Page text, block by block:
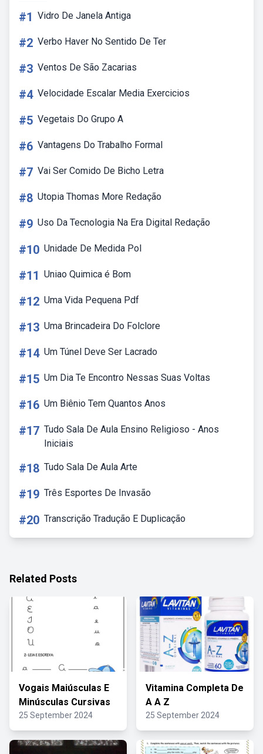
#1 Vidro De Janela Antiga
#2 Verbo Haver No Sentido De Ter
#3 Ventos De São Zacarias
#4 Velocidade Escalar Media Exercicios
#5 Vegetais Do Grupo A
#6 Vantagens Do Trabalho Formal
#7 Vai Ser Comido De Bicho Letra
#8 Utopia Thomas More Redação
#9 Uso Da Tecnologia Na Era Digital Redação
#10 Unidade De Medida Pol
#11 Uniao Quimica é Bom
#12 Uma Vida Pequena Pdf
#13 Uma Brincadeira Do Folclore
#14 Um Túnel Deve Ser Lacrado
#15 Um Dia Te Encontro Nessas Suas Voltas
#16 Um Biênio Tem Quantos Anos
#17 Tudo Sala De Aula Ensino Religioso - Anos
Iniciais
#18 Tudo Sala De Aula Arte
#19 Três Esportes De Invasão
#20 Transcrição Tradução E Duplicação
Related Posts
Vogais Maiúsculas E
Minúsculas Cursivas
25 September 2024
Vitamina Completa De
A A Z
25 September 2024